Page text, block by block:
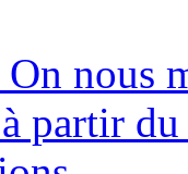
nous
partir